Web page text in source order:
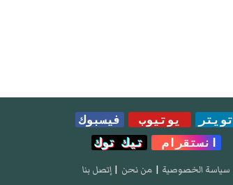
تويتر يوتيوب
فيسبوك
انستقرام
تيك توك
سياسة الخصوصية | من نحن | إتصل بنا